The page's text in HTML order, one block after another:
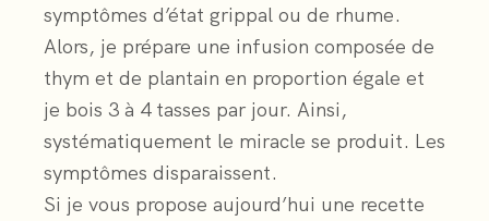
symptômes d’état grippal ou de rhume.
Alors, je prépare une infusion composée de
thym et de plantain en proportion égale et
je bois 3 à 4 tasses par jour. Ainsi,
systématiquement le miracle se produit. Les
symptômes disparaissent.
Si je vous propose aujourd’hui une recette